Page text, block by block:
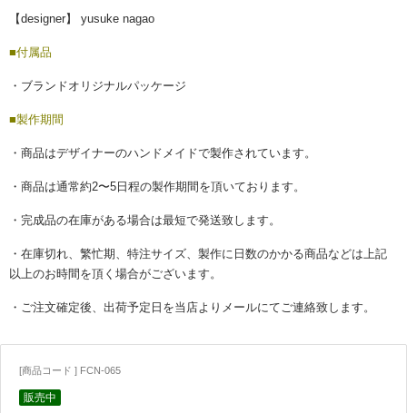
【designer】 yusuke nagao
■付属品
・ブランドオリジナルパッケージ
■製作期間
・商品はデザイナーのハンドメイドで製作されています。
・商品は通常約2〜5日程の製作期間を頂いております。
・完成品の在庫がある場合は最短で発送致します。
・在庫切れ、繁忙期、特注サイズ、製作に日数のかかる商品などは上記
以上のお時間を頂く場合がございます。
・ご注文確定後、出荷予定日を当店よりメールにてご連絡致します。
[商品コード ] FCN-065
販売中